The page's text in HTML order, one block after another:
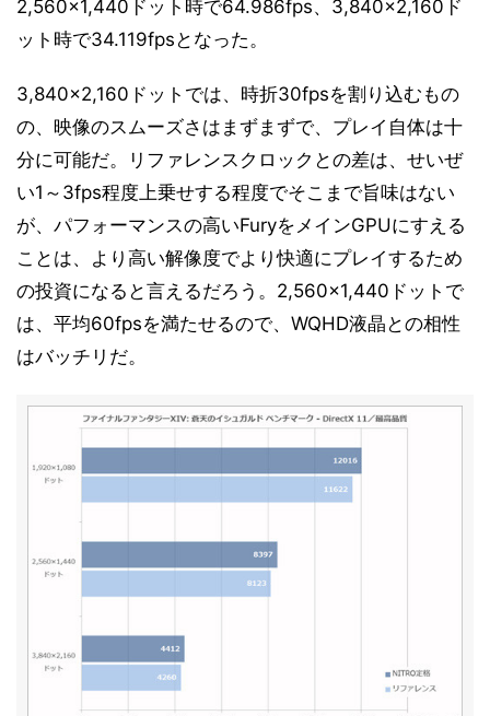
2,560×1,440ドット時で64.986fps、3,840×2,160ド
ット時で34.119fpsとなった。
3,840×2,160ドットでは、時折30fpsを割り込むもの
の、映像のスムーズさはまずまずで、プレイ自体は十
分に可能だ。リファレンスクロックとの差は、せいぜ
い1～3fps程度上乗せする程度でそこまで旨味はない
が、パフォーマンスの高いFuryをメインGPUにすえる
ことは、より高い解像度でより快適にプレイするため
の投資になると言えるだろう。2,560×1,440ドットで
は、平均60fpsを満たせるので、WQHD液晶との相性
はバッチリだ。